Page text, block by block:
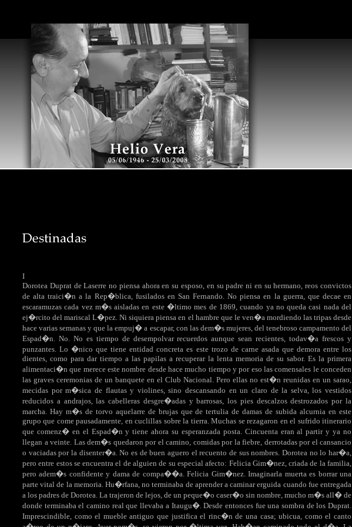
I
Dorotea Duprat de Laserre no piensa ahora en su esposo, en su padre ni en su hermano, reos convictos
de alta traici�n a la Rep�blica, fusilados en San Fernando. No piensa en la guerra, que decae en
escaramuzas cada vez m�s aisladas en este �ltimo mes de 1869, cuando ya no queda casi nada del
ej�rcito del mariscal L�pez. Ni siquiera piensa en el hambre que le ven�a mordiendo las tripas desde
hace varias semanas y que la empuj� a escapar, con las dem�s mujeres, del tenebroso campamento del
Espad�n. No. No es tiempo de desempolvar recuerdos aunque sean recientes, todav�a frescos y
punzantes. Lo �nico que tiene entidad concreta es este trozo de carne asada que demora entre los
dientes, como para dar tiempo a las papilas a recuperar la lenta memoria de su sabor. Es la primera
alimentaci�n que merece este nombre desde hace mucho tiempo y por eso las comensales le conceden
las graves ceremonias de un banquete en el Club Nacional. Pero ellas no est�n reunidas en un sarao,
mecidas por m�sica de flautas y violines, sino descansando en un claro de la selva, los vestidos
reducidos a andrajos, las cabelleras desgre�adas y barrosas, los pies descalzos destrozados por la
marcha. Hay m�s de torvo aquelarre de brujas que de tertulia de damas de subida alcurnia en este
grupo que come pausadamente, en cuclillas sobre la tierra. Muchas se rezagaron en el sufrido itinerario
que comenz� en el Espad�n y tiene ahora su esperanzada posta. Cincuenta eran al partir y ya no
llegan a veinte. Las dem�s quedaron por el camino, comidas por la fiebre, derrotadas por el cansancio
o vaciadas por la disenter�a. No es de buen aguero el recuento de sus nombres. Dorotea no lo har�a,
pero entre estos se encuentra el de alguien de su especial afecto: Felicia Gim�nez, criada de la familia,
pero adem�s confidente y dama de compa��a. Felicia Gim�nez. Imaginarla muerta es borrar una
parte vital de la memoria. Hu�rfana, no terminaba de aprender a caminar erguida cuando fue entregada
a los padres de Dorotea. La trajeron de lejos, de un peque�o caser�o sin nombre, mucho m�s all� de
donde terminaba el camino real que llevaba a Itaugu�. Desde entonces fue una sombra de los Duprat.
Imprescindible, como el mueble antiguo que justifica el rinc�n de una casa; ubicua, como el canto